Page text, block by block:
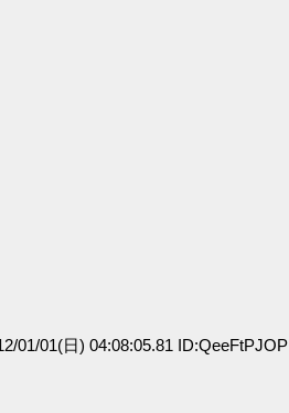
01/01(日) 04:08:05.81 ID:QeeFtPJOP